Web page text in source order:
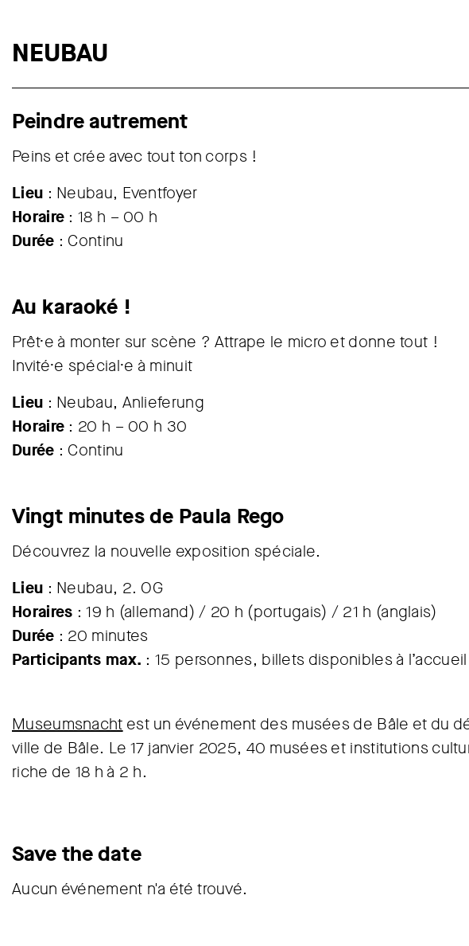
NEUBAU
Peindre autrement
Peins et crée avec tout ton corps !
Lieu : Neubau, Eventfoyer
Horaire : 18 h – 00 h
Durée : Continu
Au karaoké !
Prêt·e à monter sur scène ? Attrape le micro et donne tout !
Invité·e spécial·e à minuit
Lieu : Neubau, Anlieferung
Horaire : 20 h – 00 h 30
Durée : Continu
Vingt minutes de Paula Rego
Découvrez la nouvelle exposition spéciale.
Lieu : Neubau, 2. OG
Horaires : 19 h (allemand) / 20 h (portugais) / 21 h (anglais)
Durée : 20 minutes
Participants max. : 15 personnes, billets disponibles à l’accueil
Museumsnacht est un événement des musées de Bâle et du
ville de Bâle. Le 17 janvier 2025, 40 musées et institutions
riche de 18 h à 2 h.
Save the date
Aucun événement n'a été trouvé.